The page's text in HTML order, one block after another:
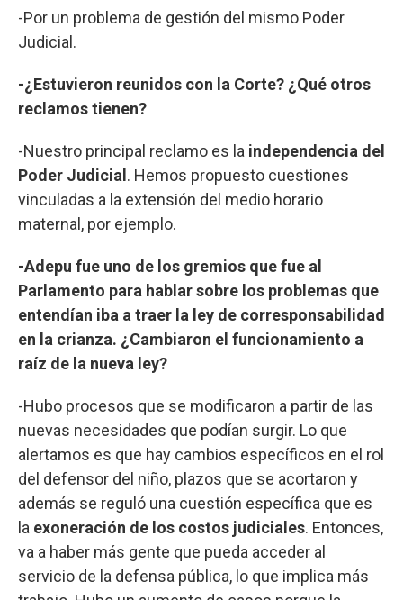
-Por un problema de gestión del mismo Poder
Judicial.
-¿Estuvieron reunidos con la Corte? ¿Qué otros
reclamos tienen?
-Nuestro principal reclamo es la independencia del
Poder Judicial . Hemos propuesto cuestiones
vinculadas a la extensión del medio horario
maternal, por ejemplo.
-Adepu fue uno de los gremios que fue al
Parlamento para hablar sobre los problemas que
entendían iba a traer la ley de corresponsabilidad
en la crianza. ¿Cambiaron el funcionamiento a
raíz de la nueva ley?
-Hubo procesos que se modificaron a partir de las
nuevas necesidades que podían surgir. Lo que
alertamos es que hay cambios específicos en el rol
del defensor del niño, plazos que se acortaron y
además se reguló una cuestión específica que es
la exoneración de los costos judiciales. Entonces,
va a haber más gente que pueda acceder al
servicio de la defensa pública, lo que implica más